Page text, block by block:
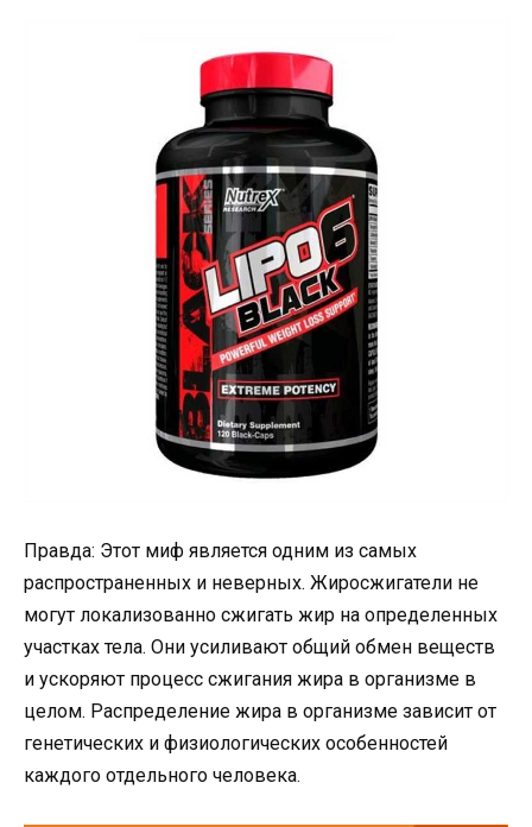
Правда: Этот миф является одним из самых
распространенных и неверных. Жиросжигатели не
могут локализованно сжигать жир на определенных
участках тела. Они усиливают общий обмен веществ
и ускоряют процесс сжигания жира в организме в
целом. Распределение жира в организме зависит от
генетических и физиологических особенностей
каждого отдельного человека.